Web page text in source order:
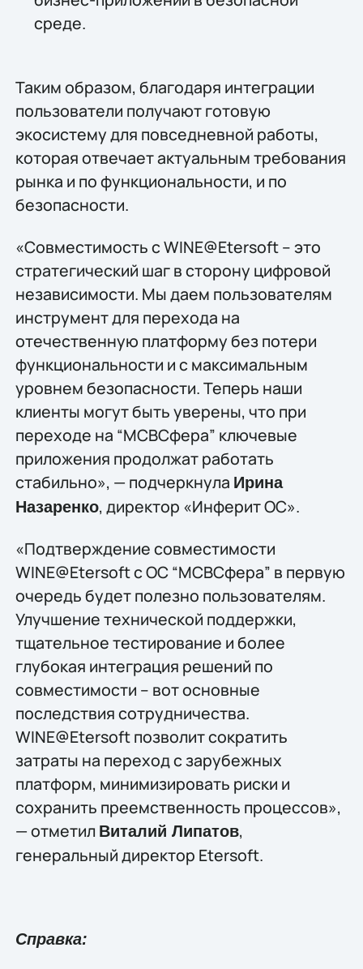
среде.
Таким образом, благодаря интеграции
пользователи получают готовую
экосистему для повседневной работы,
которая отвечает актуальным требования
рынка и по функциональности, и по
безопасности.
«Совместимость с WINE@Etersoft – это
стратегический шаг в сторону цифровой
независимости. Мы даем пользователям
инструмент для перехода на
отечественную платформу без потери
функциональности и с максимальным
уровнем безопасности. Теперь наши
клиенты могут быть уверены, что при
переходе на “МСВСфера” ключевые
приложения продолжат работать
стабильно», — подчеркнула Ирина
Назаренко, директор «Инферит ОС».
«Подтверждение совместимости
WINE@Etersoft с ОС “МСВСфера” в первую
очередь будет полезно пользователям.
Улучшение технической поддержки,
тщательное тестирование и более
глубокая интеграция решений по
совместимости – вот основные
последствия сотрудничества.
WINE@Etersoft позволит сократить
затраты на переход с зарубежных
платформ, минимизировать риски и
сохранить преемственность процессов»,
— отметил Виталий Липатов,
генеральный директор Etersoft.
Справка: